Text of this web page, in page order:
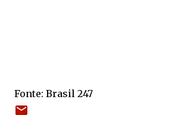
Fonte: Brasil 247